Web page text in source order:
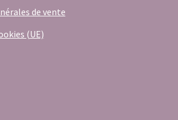
de vente
(UE)